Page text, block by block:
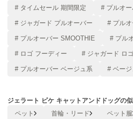
ニューバランス
ネズ
NIKE
NOWNS
ナウンス
# タイムセール 期間限定 # プルオ
# ジャガード プルオーバー # プル
# プルオーバー SMOOTHIE # プル
# ロゴ フーディー # ジャガード ロ
# プルオーバー ベージュ系 # ベー
ジェラート ピケ キャットアンドドッグの
ペット 首輪・リード ペット服